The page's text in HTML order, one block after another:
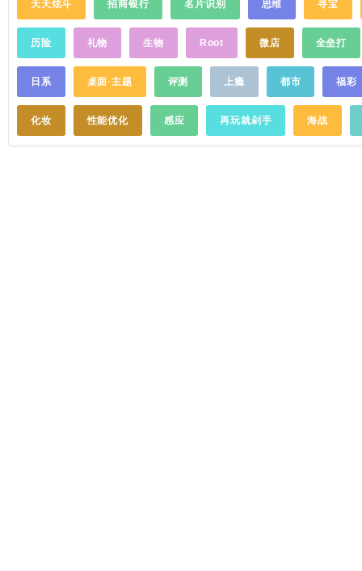
时尚单品价格和品质兼得，唯品质至
上。我们只想更认真一点，邀你对自己更好
一点。 ***LIVE直播蘑菇LIVE直播好玩儿到
停不下来，网聚美女网红与超嫩小鲜肉！还
能边看直播边逛街，与中国移动买手衣柜零
……
天天炫斗 招商银行 名片识别 思维 寻宝
历险 礼物 生物 Root 微店 全垒打
日系 桌面·主题 评测 上瘾 都市 福彩
化妆 性能优化 感应 再玩就剁手 海战